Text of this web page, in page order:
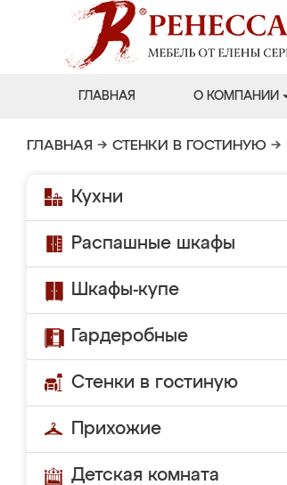
ГЛАВНАЯ О КОМПАНИИ
ГЛАВНАЯ → СТЕНКИ В ГОСТИНУЮ →
Кухни
Распашные шкафы
Шкафы-купе
Гардеробные
Стенки в гостиную
Прихожие
Детская комната